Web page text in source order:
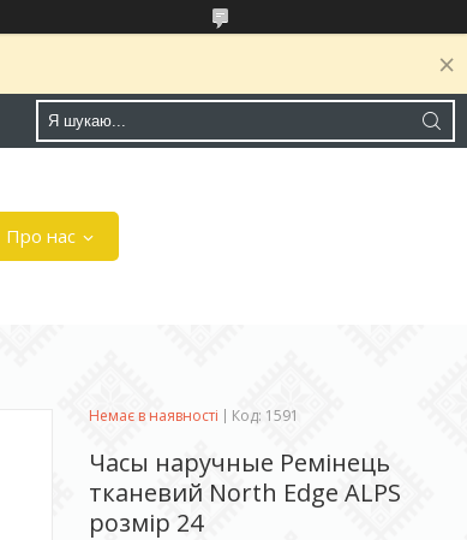
Про нас
Немає в наявності Код: 1591
Часы наручные Ремінець
тканевий North Edge ALPS
розмір 24